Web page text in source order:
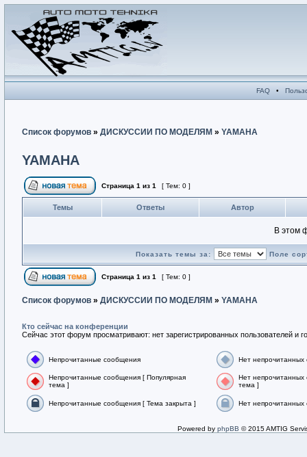
FAQ •
Список форумов » ДИСКУССИИ ПО МОДЕЛЯМ » YAMAHA
YAMAHA
Страница 1 из 1 [ Тем: 0 ]
Темы Ответы Автор
В этом
Показать темы за: Поле
Страница 1 из 1 [ Тем: 0 ]
Список форумов » ДИСКУССИИ ПО МОДЕЛЯМ » YAMAHA
Кто сейчас на конференции
Сейчас этот форум просматривают: нет зарегистрированных пользователей и
Непрочитанные сообщения Нет
Непрочитанные сообщения [ Популярная
тема ]
Нет
тема ]
Непрочитанные сообщения [ Тема закрыта ] Нет
Powered by phpBB © 2015 AMTIG